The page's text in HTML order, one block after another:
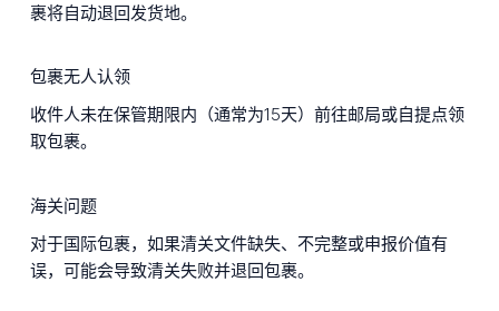
裹将自动退回发货地。
包裹无人认领
收件人未在保管期限内（通常为15天）前往邮局或自提点领
取包裹。
海关问题
对于国际包裹，如果清关文件缺失、不完整或申报价值有
误，可能会导致清关失败并退回包裹。